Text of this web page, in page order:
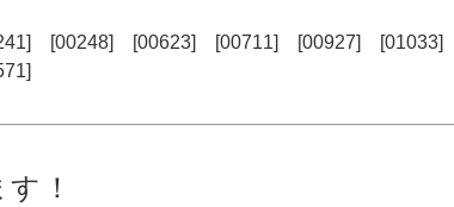
[00248] [00623] [00711] [00927] [01033]
！